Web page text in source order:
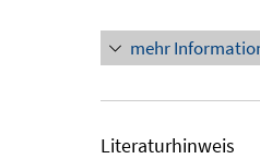
mehr
Literaturhinweis